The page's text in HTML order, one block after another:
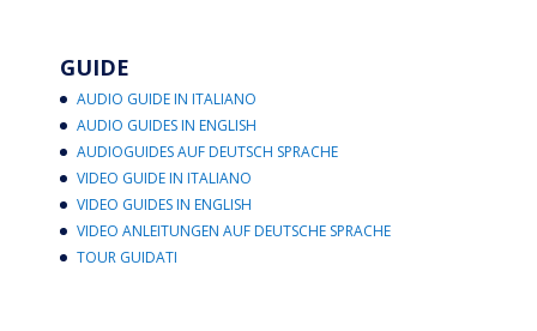
GUIDE
AUDIO GUIDE IN ITALIANO
AUDIO GUIDES IN ENGLISH
AUDIOGUIDES AUF DEUTSCH SPRACHE
VIDEO GUIDE IN ITALIANO
VIDEO GUIDES IN ENGLISH
VIDEO ANLEITUNGEN AUF DEUTSCHE SPRACHE
TOUR GUIDATI